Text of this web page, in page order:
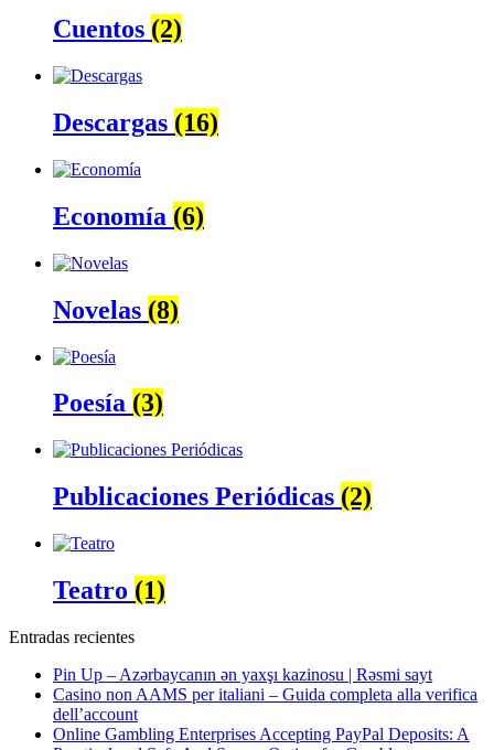
Cuentos (2)
Descargas (16)
Economía (6)
Novelas (8)
Poesía (3)
Publicaciones Periódicas (2)
Teatro (1)
Entradas recientes
Pin Up – Azərbaycanın ən yaxşı kazinosu | Rəsmi sayt
Casino non AAMS per italiani – Guida completa alla verifica
dell’account
Online Gambling Enterprises Accepting PayPal Deposits: A